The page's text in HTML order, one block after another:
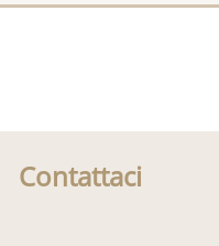
Contattaci